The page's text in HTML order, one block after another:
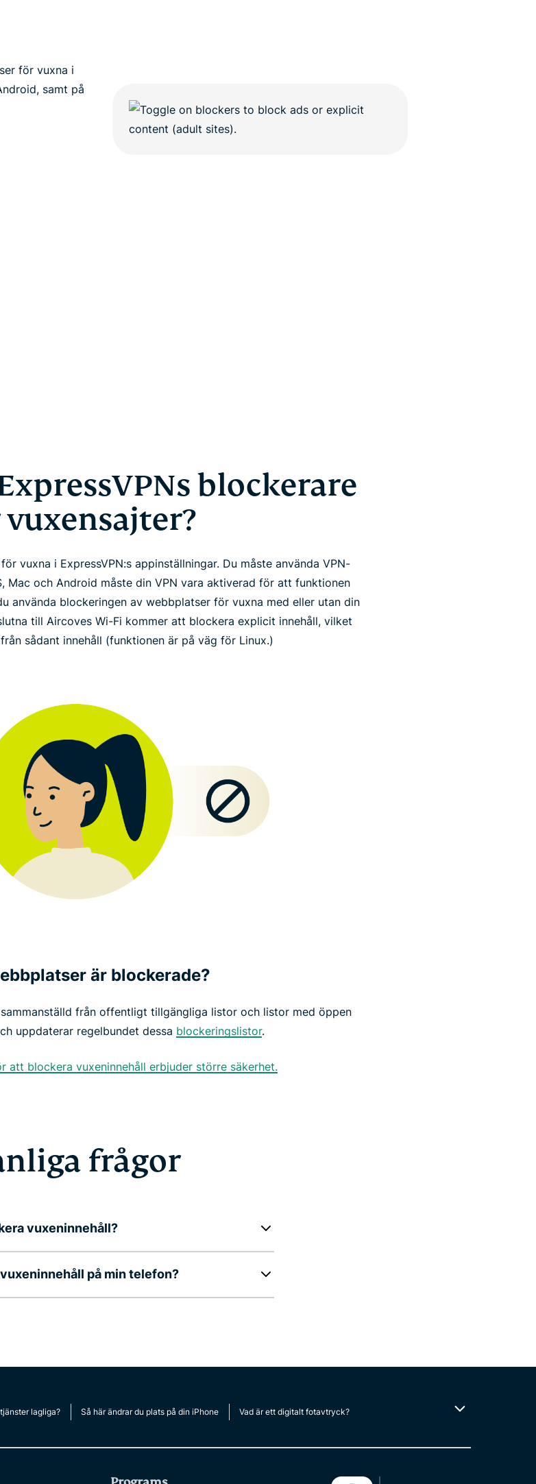
för vuxna i
samt på
blockerare
vuxna i ExpressVPN:s appinställningar. Du måste använda VPN-
Mac och Android måste din VPN vara aktiverad för att funktionen
använda blockeringen av webbplatser för vuxna med eller utan din
till Aircoves Wi-Fi kommer att blockera explicit innehåll, vilket
sådant innehåll (funktionen är på väg för Linux.)
är blockerade?
från offentligt tillgängliga listor och listor med öppen
uppdaterar regelbundet dessa blockeringslistor.
att blockera vuxeninnehåll erbjuder större säkerhet.
frågor
vuxeninnehåll?
på min telefon?
lagliga? Så här ändrar du plats på din iPhone Vad är ett digitalt fotavtryck?